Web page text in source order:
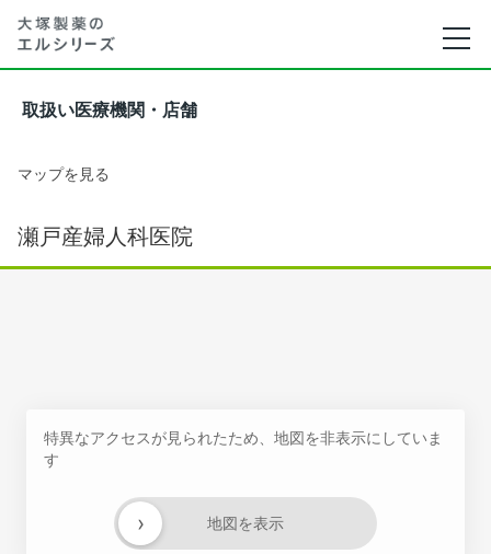
取扱い医療機関・店舗
マップを見る
瀬戸産婦人科医院
特異なアクセスが見られたため、地図を非表示にしていま
す
地図を表示
›